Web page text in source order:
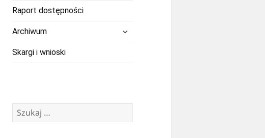
Raport dostępności
Archiwum
Skargi i wnioski
Szukaj: